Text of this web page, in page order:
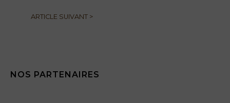
ARTICLE SUIVANT >
NOS PARTENAIRES